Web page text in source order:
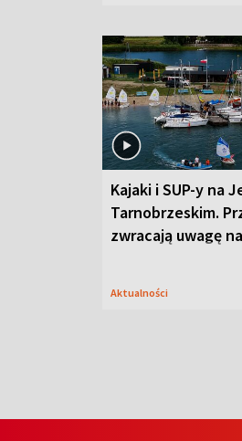
Kajaki i SUP-y na
Tarnobrzeskim.
zwracają uwagę
Aktualności